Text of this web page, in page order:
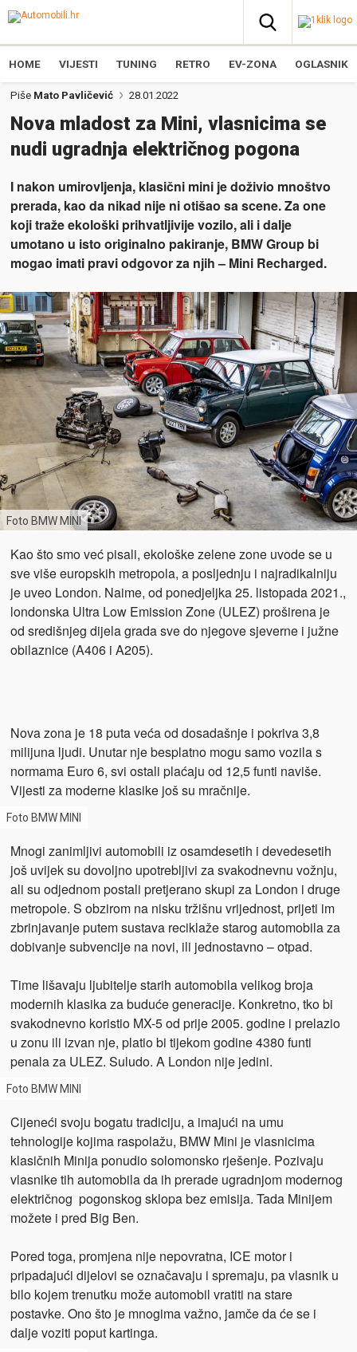
HOME VIJESTI TUNING RETRO EV-ZONA OGLASNIK
Piše Mato Pavličević 28.01.2022
Nova mladost za Mini, vlasnicima se
nudi ugradnja električnog pogona
I nakon umirovljenja, klasični mini je doživio mnoštvo
prerada, kao da nikad nije ni otišao sa scene. Za one
koji traže ekološki prihvatljivije vozilo, ali i dalje
umotano u isto originalno pakiranje, BMW Group bi
mogao imati pravi odgovor za njih – Mini Recharged.
Foto BMW MINI
Kao što smo već pisali, ekološke zelene zone uvode se u
sve više europskih metropola, a posljednju i najradikalniju
je uveo London. Naime, od ponedjeljka 25. listopada 2021.,
londonska Ultra Low Emission Zone (ULEZ) proširena je
od središnjeg dijela grada sve do njegove sjeverne i južne
obilaznice (A406 i A205).
Nova zona je 18 puta veća od dosadašnje i pokriva 3,8
milijuna ljudi. Unutar nje besplatno mogu samo vozila s
normama Euro 6, svi ostali plaćaju od 12,5 funti naviše.
Vijesti za moderne klasike još su mračnije.
Foto BMW MINI
Mnogi zanimljivi automobili iz osamdesetih i devedesetih
još uvijek su dovoljno upotrebljivi za svakodnevnu vožnju,
ali su odjednom postali pretjerano skupi za London i druge
metropole. S obzirom na nisku tržišnu vrijednost, prijeti im
zbrinjavanje putem sustava reciklaže starog automobila za
dobivanje subvencije na novi, ili jednostavno – otpad.
Time lišavaju ljubitelje starih automobila velikog broja
modernih klasika za buduće generacije. Konkretno, tko bi
svakodnevno koristio MX-5 od prije 2005. godine i prelazio
u zonu ili izvan nje, platio bi tijekom godine 4380 funti
penala za ULEZ. Suludo. A London nije jedini.
Foto BMW MINI
Cijeneći svoju bogatu tradiciju, a imajući na umu
tehnologije kojima raspolažu, BMW Mini je vlasnicima
klasičnih Minija ponudio solomonsko rješenje. Pozivaju
vlasnike tih automobila da ih prerade ugradnjom modernog
električnog pogonskog sklopa bez emisija. Tada Minijem
možete i pred Big Ben.
Pored toga, promjena nije nepovratna, ICE motor i
pripadajući dijelovi se označavaju i spremaju, pa vlasnik u
bilo kojem trenutku može automobil vratiti na stare
postavke. Ono što je mnogima važno, jamče da će se i
dalje voziti poput kartinga.